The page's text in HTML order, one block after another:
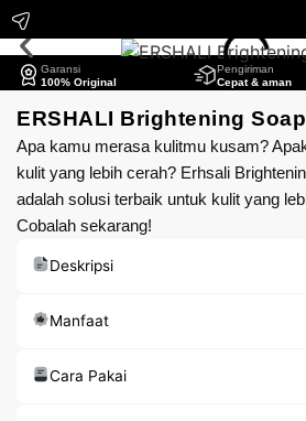
Garansi
100% Original
Pengiriman
Cepat & aman
ERSHALI Brightening Soap
Apa kamu merasa kulitmu kusam?
kulit yang lebih cerah? Erhsali
adalah solusi terbaik untuk kulit yang
Cobalah sekarang!
Deskripsi
Manfaat
Cara Pakai